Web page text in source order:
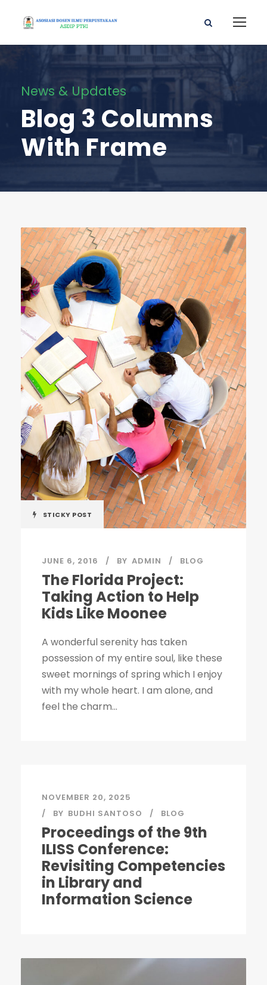
News & Updates
Blog 3 Columns
With Frame
STICKY POST
JUNE 6, 2016 BY ADMIN BLOG
The Florida Project:
Taking Action to Help
Kids Like Moonee
A wonderful serenity has taken
possession of my entire soul, like these
sweet mornings of spring which I enjoy
with my whole heart. I am alone, and
feel the charm...
NOVEMBER 20, 2025
BY BUDHI SANTOSO BLOG
Proceedings of the 9th
ILISS Conference:
Revisiting Competencies
in Library and
Information Science